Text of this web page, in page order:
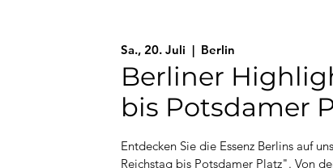
Sa., 20. Juli
  |
Berlin
Berliner
bis Potsdamer
Entdecken Sie die Essenz Berlins auf
Reichstag bis Potsdamer Platz". Von